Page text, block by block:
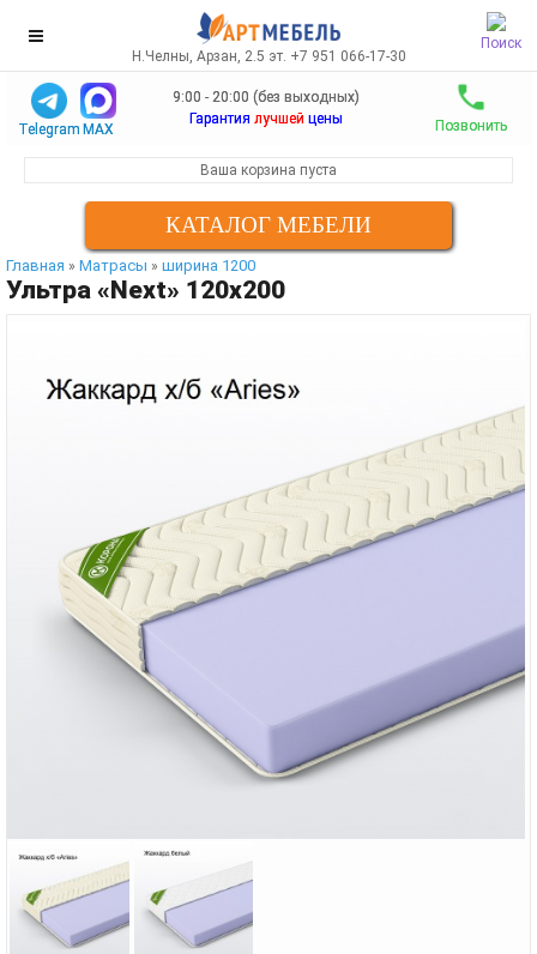
Поиск
Н.Челны, Арзан, 2.5 эт. +7 951 066-17-30
Telegram MAX
9:00 - 20:00 (без выходных)
Гарантия лучшей цены Позвонить
Ваша корзина пуста
КАТАЛОГ МЕБЕЛИ
Главная » Матрасы » ширина 1200
Ультра «Next» 120х200